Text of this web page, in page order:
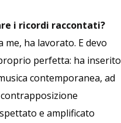
i ricordi raccontati?
ha lavorato. E devo
perfetta: ha inserito
contemporanea, ad
e amplificato